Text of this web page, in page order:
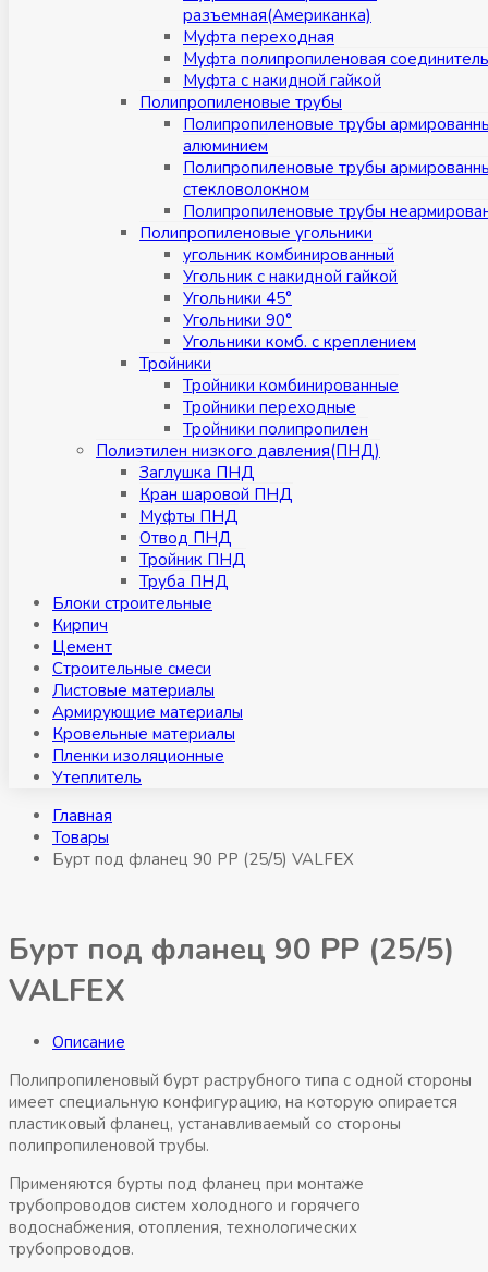
разъемная(Американка)
Муфта переходная
Муфта полипропиленовая
Муфта с накидной гайкой
Полипропиленовые трубы
Полипропиленовые трубы
алюминием
Полипропиленовые трубы
стекловолокном
Полипропиленовые трубы
Полипропиленовые угольники
угольник комбинированный
Угольник с накидной гайкой
Угольники 45°
Угольники 90°
Угольники комб. с креплением
Тройники
Тройники комбинированные
Тройники переходные
Тройники полипропилен
Полиэтилен низкого давления(ПНД)
Заглушка ПНД
Кран шаровой ПНД
Муфты ПНД
Отвод ПНД
Тройник ПНД
Труба ПНД
Блоки строительные
Кирпич
Цемент
Строительные смеси
Листовые материалы
Армирующие материалы
Кровельные материалы
Пленки изоляционные
Утеплитель
Главная
Товары
Бурт под фланец 90 РР (25/5) VALFEX
Бурт под фланец 90 РР (25/5)
VALFEX
Описание
Полипропиленовый бурт раструбного типа с одной стороны
имеет специальную конфигурацию, на которую опирается
пластиковый фланец, устанавливаемый со стороны
полипропиленовой трубы.
Применяются бурты под фланец при монтаже
трубопроводов систем холодного и горячего
водоснабжения, отопления, технологических
трубопроводов.